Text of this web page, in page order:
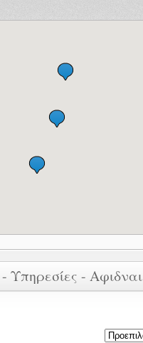
- Υπηρεσίες - Αφιδναι